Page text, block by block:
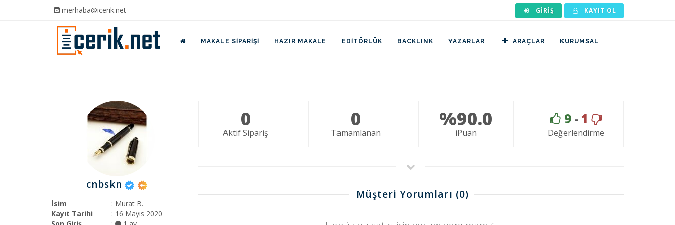
merhaba@icerik.net GIRIŞ KAYIT OL
MAKALE SIPARIŞI HAZIR MAKALE EDITÖRLÜK BACKLINK YAZARLAR ARAÇLAR KURUMSAL
cnbskn
İsim
: Murat B.
Kayıt Tarihi
: 16 Mayıs 2020
0
Aktif Sipariş
0
Tamamlanan
%90.0
iPuan
9 - 1
Değerlendirme
Müşteri Yorumları (0)